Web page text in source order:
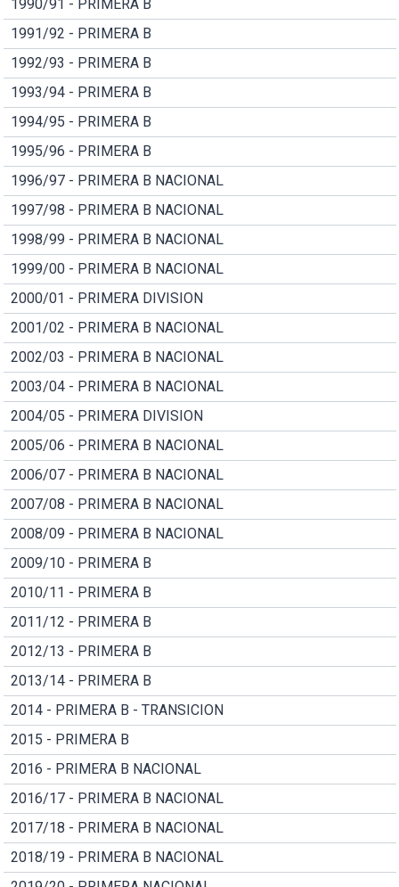
1990/91 - PRIMERA B
1991/92 - PRIMERA B
1992/93 - PRIMERA B
1993/94 - PRIMERA B
1994/95 - PRIMERA B
1995/96 - PRIMERA B
1996/97 - PRIMERA B NACIONAL
1997/98 - PRIMERA B NACIONAL
1998/99 - PRIMERA B NACIONAL
1999/00 - PRIMERA B NACIONAL
2000/01 - PRIMERA DIVISION
2001/02 - PRIMERA B NACIONAL
2002/03 - PRIMERA B NACIONAL
2003/04 - PRIMERA B NACIONAL
2004/05 - PRIMERA DIVISION
2005/06 - PRIMERA B NACIONAL
2006/07 - PRIMERA B NACIONAL
2007/08 - PRIMERA B NACIONAL
2008/09 - PRIMERA B NACIONAL
2009/10 - PRIMERA B
2010/11 - PRIMERA B
2011/12 - PRIMERA B
2012/13 - PRIMERA B
2013/14 - PRIMERA B
2014 - PRIMERA B - TRANSICION
2015 - PRIMERA B
2016 - PRIMERA B NACIONAL
2016/17 - PRIMERA B NACIONAL
2017/18 - PRIMERA B NACIONAL
2018/19 - PRIMERA B NACIONAL